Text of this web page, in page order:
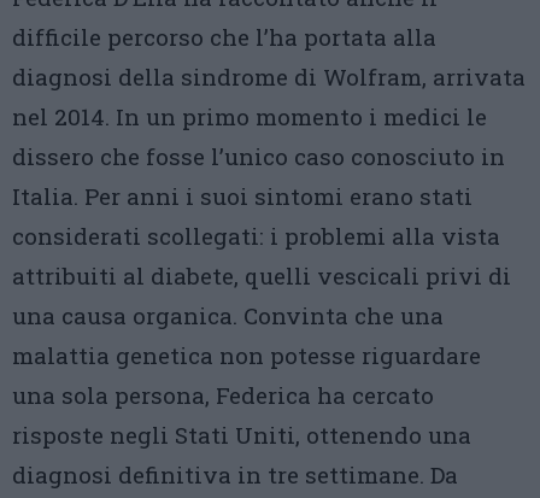
difficile percorso che l’ha portata alla
diagnosi della sindrome di Wolfram, arrivata
nel 2014. In un primo momento i medici le
dissero che fosse l’unico caso conosciuto in
Italia. Per anni i suoi sintomi erano stati
considerati scollegati: i problemi alla vista
attribuiti al diabete, quelli vescicali privi di
una causa organica. Convinta che una
malattia genetica non potesse riguardare
una sola persona, Federica ha cercato
risposte negli Stati Uniti, ottenendo una
diagnosi definitiva in tre settimane. Da